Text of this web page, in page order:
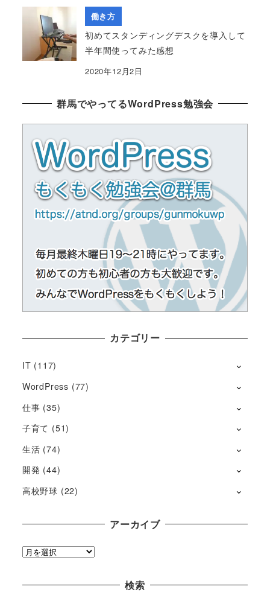
働き方
初めてスタンディングデスクを導入して
半年間使ってみた感想
2020年12月2日
群馬でやってるWordPress勉強会
カテゴリー
IT (117)
WordPress (77)
仕事 (35)
子育て (51)
生活 (74)
開発 (44)
高校野球 (22)
アーカイブ
ア
検索